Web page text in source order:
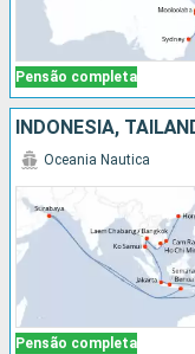
Pensão completa
INDONESIA,
Pensão completa
Oceania Nautica